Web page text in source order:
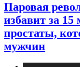
Паровая
избавит за
простаты,
мужчин